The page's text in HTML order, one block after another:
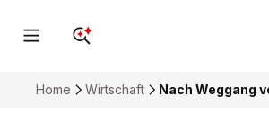
Home Wirtschaft Nach Weggang